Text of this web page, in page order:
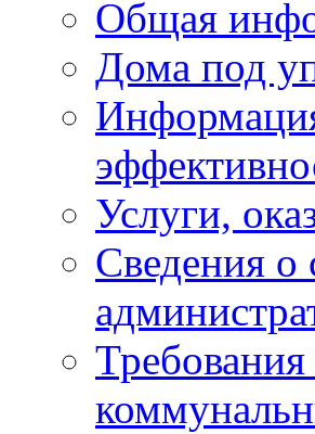
Общая
Дома под
Услуги,
Сведения о
Требования